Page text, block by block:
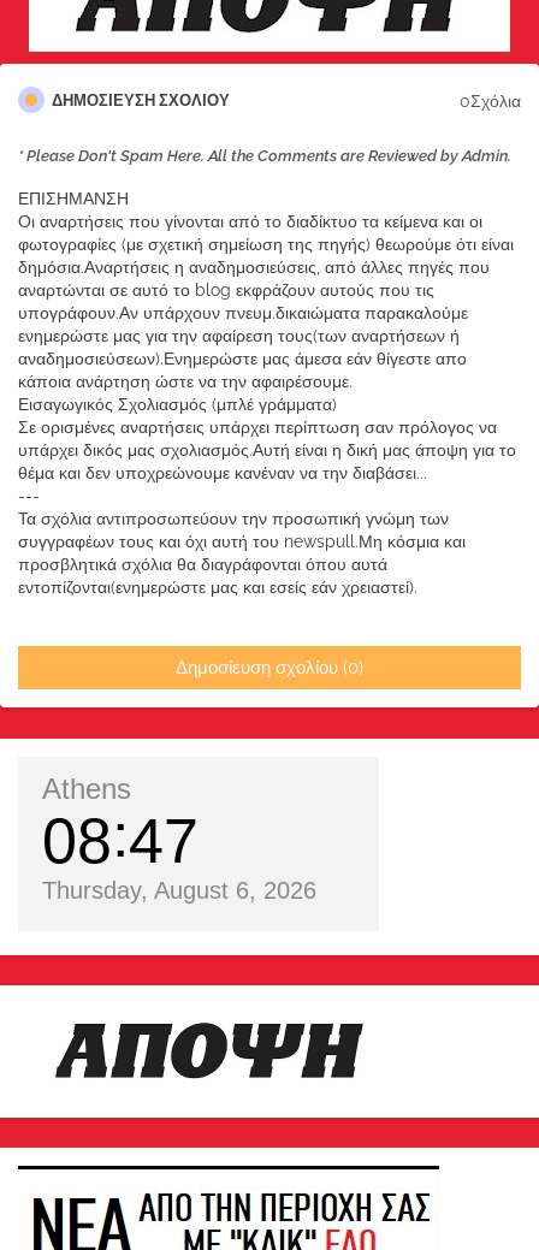
ΔΗΜΟΣΊΕΥΣΗ ΣΧΟΛΊΟΥ 0Σχόλια
* Please Don't Spam Here. All the Comments are Reviewed by Admin.
ΕΠΙΣΗΜΑΝΣΗ
Οι αναρτήσεις που γίνονται από το διαδίκτυο τα κείμενα και οι
φωτογραφίες (με σχετική σημείωση της πηγής) θεωρούμε ότι είναι
δημόσια.Αναρτήσεις η αναδημοσιεύσεις, από άλλες πηγές που
αναρτώνται σε αυτό το blog εκφράζουν αυτούς που τις
υπογράφουν.Αν υπάρχουν πνευμ.δικαιώματα παρακαλούμε
ενημερώστε μας για την αφαίρεση τους(των αναρτήσεων ή
αναδημοσιεύσεων).Ενημερώστε μας άμεσα εάν θίγεστε απο
κάποια ανάρτηση ώστε να την αφαιρέσουμε.
Εισαγωγικός Σχολιασμός (μπλέ γράμματα)
Σε ορισμένες αναρτήσεις υπάρχει περίπτωση σαν πρόλογος να
υπάρχει δικός μας σχολιασμός.Αυτή είναι η δική μας άποψη για το
θέμα και δεν υποχρεώνουμε κανέναν να την διαβάσει...
---
Τα σχόλια αντιπροσωπεύουν την προσωπική γνώμη των
συγγραφέων τους και όχι αυτή του newspull.Μη κόσμια και
προσβλητικά σχόλια θα διαγράφονται όπου αυτά
εντοπίζονται(ενημερώστε μας και εσείς εάν χρειαστεί).
Δημοσίευση σχολίου (0)
Athens
08 47
Thursday, August 6, 2026